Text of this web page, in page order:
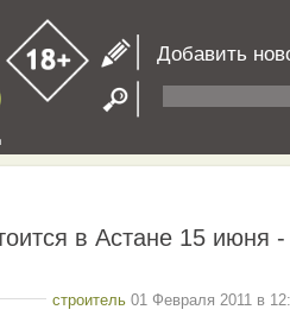
Добавить
в Астане 15 июня -
строитель 01 Февраля 2011 в